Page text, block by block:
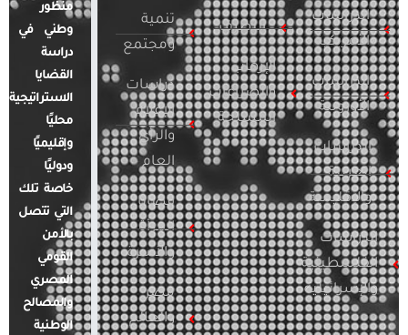
الدراسات
الأمريكية
الدراسات
الأوروبية
الدراسات
العربية
والإقليمية
الدراسات
الفلسطينية
والإسرائيلية
التطرف
الإرهاب
والصراعات
المسلحة
تنمية
ومجتمع
دراسات
الإعلام
والرأي
العام
قضايا
المرأة
والأسرة
مصر
والعالم
منظور
وطني في
دراسة
القضايا
الاستراتيجية
محليًا
وإقليميًا
ودوليًا
خاصة تلك
التي تتصل
بالأمن
القومي
المصري
والمصالح
الوطنية